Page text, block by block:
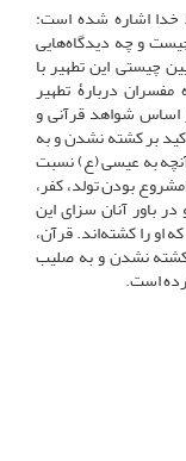
خدا اشاره شده است:
و چه دیدگاه‌هایی
چیستی این تطهیر با
دربارۀ تطهیر
اساس شواهد قرآنی و
بر کشته نشدن و به
به عیسی (ع) نسبت
بودن تولد، کفر،
باور آنان سزای این
او را کشته‌اند. قرآن،
کشته نشدن و به صلیب
است.